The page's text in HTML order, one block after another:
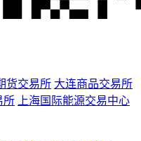
货交易所 大连商品交易所
所
上海国际能源交易中心